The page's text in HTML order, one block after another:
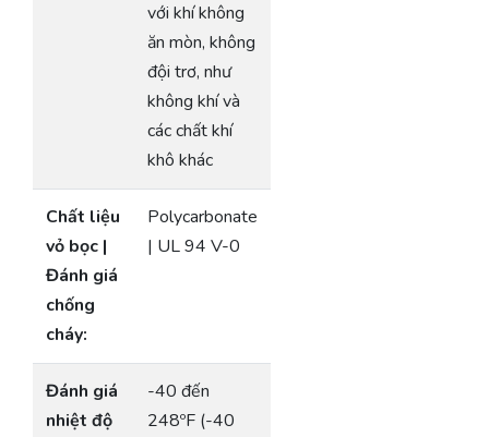
với khí không
ăn mòn, không
đội trơ, như
không khí và
các chất khí
khô khác
Chất liệu
vỏ bọc |
Đánh giá
chống
cháy:
Polycarbonate
| UL 94 V-0
Đánh giá
nhiệt độ
-40 đến
248ºF (-40